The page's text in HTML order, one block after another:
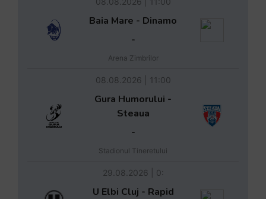
Baia Mare - Dinamo
-
Arena Zimbrilor
08.08.2026 | 11:00
Gura Humorului -
Steaua
-
Stadionul Tineretului
29.08.2026 | 0:
U Elbi Cluj - Rapid